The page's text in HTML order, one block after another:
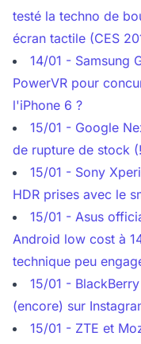
testé la techno de
écran tactile (CES
14/01 - Samsung
PowerVR pour
l'iPhone 6 ?
15/01 - Google
de rupture de stock
15/01 - Sony
HDR prises avec le
15/01 - Asus
Android low cost à
technique peu
15/01 -
(encore) sur
15/01 - ZTE et